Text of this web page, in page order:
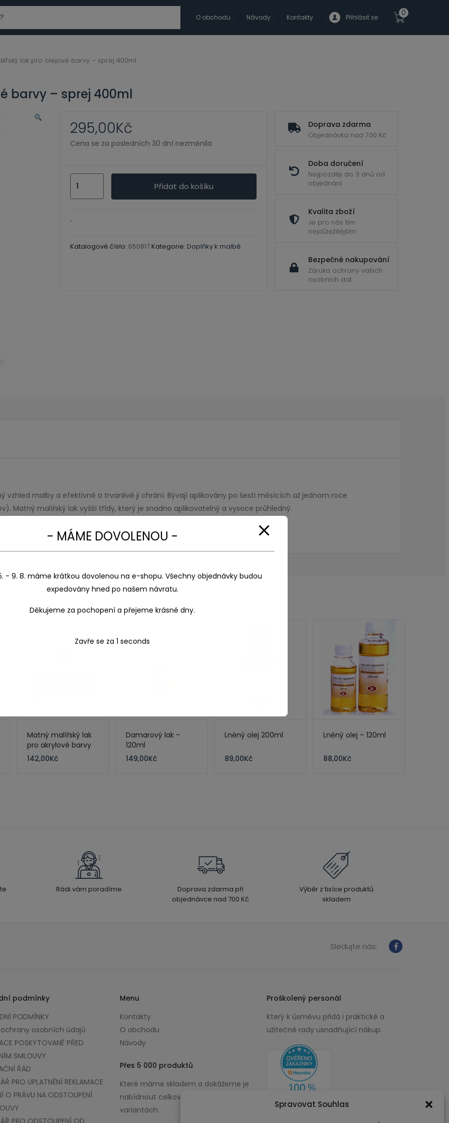
Spravovat Souhlas
O obchodu Návody Kontakty Přihlásit se 0
lak pro olejové barvy – sprej 400ml
barvy – sprej 400ml
Doprava zdarma
Objednávka nad 700 Kč
Doba doručení
Nejpozději do 3 dnů od
objednání
Kvalita zboží
Je pro nás tím
nejdůležitějším
Bezpečné nakupování
Záruka ochrany vašich
osobních dat
295,00Kč
Cena se za posledních 30 dní nezměnila
pro
barvy
Přidat do košíku
“
Katalogové číslo: 650817 Kategorie: Doplňky k malbě
vzhled malby a efektivně a trvanlivě ji chrání. Bývají aplikovány po šesti měsících až jednom roce
Matný malířský lak vyšší třídy, který je snadno aplikovatelný a vysoce průhledný.
Matný malířský lak
pro akrylové barvy
142,00Kč
Damarový lak –
120ml
149,00Kč
Lněný olej 200ml
89,00Kč
Lněný olej – 120ml
88,00Kč
Rádi vám poradíme
Doprava zdarma při
objednávce nad 700 Kč
Výběr z tisíce produktů
skladem
Sledujte nás:
podmínky
PODMÍNKY
osobních údajů
POSKYTOVANÉ PŘED
SMLOUVY
ŘÁD
PRO UPLATNĚNÍ REKLAMACE
O PRÁVU NA ODSTOUPENÍ
Menu
Kontakty
O obchodu
Návody
Přes 5 000 produktů
Které máme skladem a dokážeme je
nabídnout celkově až v 100 000
variantách.
Proškolený personál
Který k úsměvu přidá i praktické a
užitečné rady usnadňující nákup.
modal-check
- MÁME DOVOLENOU -
- 9. 8. máme krátkou dovolenou na e-shopu. Všechny objednávky budou
expedovány hned po našem návratu.
Děkujeme za pochopení a přejeme krásné dny.
Zavře se za 1 seconds